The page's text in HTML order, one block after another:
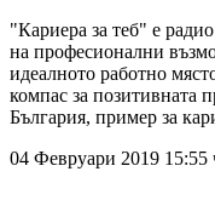
"Кариера за теб" е
на професионални
идеалното работно
компас за позитивната
България, пример за
04 Февруари 2019 15:55